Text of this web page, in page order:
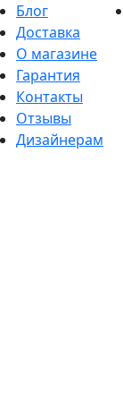
Блог
Доставка
О магазине
Гарантия
Контакты
Отзывы
Дизайнерам